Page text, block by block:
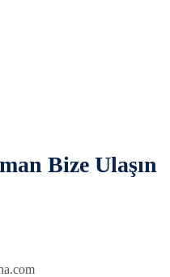
Bize Ulaşın